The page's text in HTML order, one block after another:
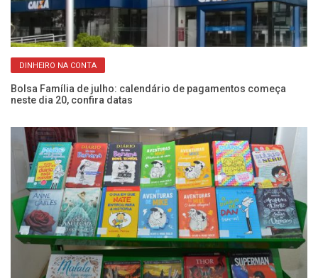
DINHEIRO NA CONTA
Bolsa Família de julho: calendário de pagamentos começa
neste dia 20, confira datas